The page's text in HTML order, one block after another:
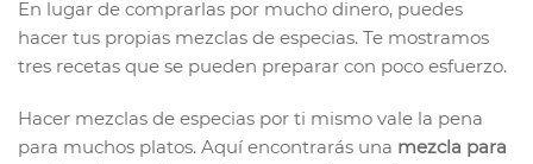
En lugar de comprarlas por mucho dinero, puedes
hacer tus propias mezclas de especias. Te mostramos
tres recetas que se pueden preparar con poco esfuerzo.
Hacer mezclas de especias por ti mismo vale la pena
para muchos platos. Aquí encontrarás una mezcla para